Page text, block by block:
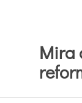
Mira